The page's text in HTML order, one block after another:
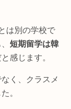
は別の学校で
短期留学は韓
感じます。
く、クラスメ
。